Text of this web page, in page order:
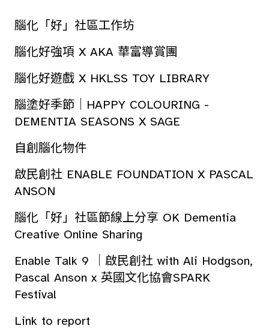
腦化「好」社區工作坊
腦化好強項 X AKA 華富導賞團
腦化好遊戲 X HKLSS TOY LIBRARY
腦塗好季節｜HAPPY COLOURING -
DEMENTIA SEASONS X SAGE
自創腦化物件
啟民創社 ENABLE FOUNDATION X PASCAL
ANSON
腦化「好」社區節線上分享 OK Dementia
Creative Online Sharing
Enable Talk 9 ｜啟民創社 with Ali Hodgson,
Pascal Anson x 英國文化協會SPARK
Festival
Link to report